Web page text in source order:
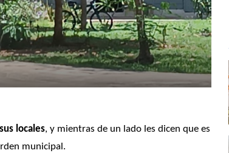
locales, y mientras de un lado les dicen que es
municipal.